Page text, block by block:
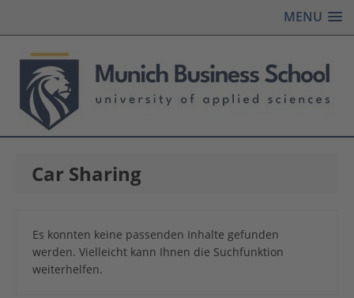
MENU
Car Sharing
Es konnten keine passenden Inhalte gefunden
werden. Vielleicht kann Ihnen die Suchfunktion
weiterhelfen.